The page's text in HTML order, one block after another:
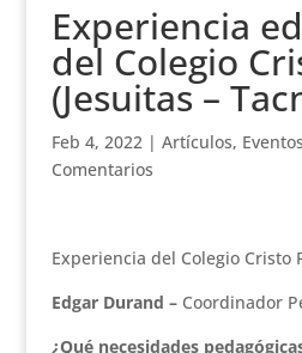
Experiencia
del Colegio
(Jesuitas –
Feb 4, 2022| Artículos, Eventos
Comentarios
Experiencia del Colegio Cristo
Edgar Durand – Coordinador
¿Qué necesidades